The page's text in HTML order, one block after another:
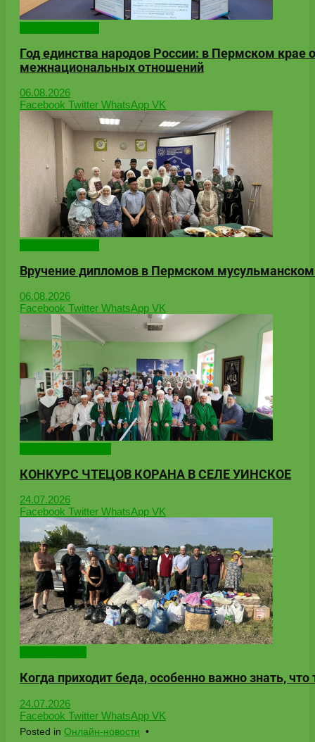
Год единства народов России: в Пермском
межнациональных отношений
06.08.2026
Facebook Twitter WhatsApp VK
Вручение дипломов в Пермском
06.08.2026
Facebook Twitter WhatsApp VK
КОНКУРС ЧТЕЦОВ КОРАНА В СЕЛЕ УИНСКОЕ
24.07.2026
Facebook Twitter WhatsApp VK
Когда приходит беда, особенно важно знать,
24.07.2026
Facebook Twitter WhatsApp VK
Posted in Онлайн-новости •